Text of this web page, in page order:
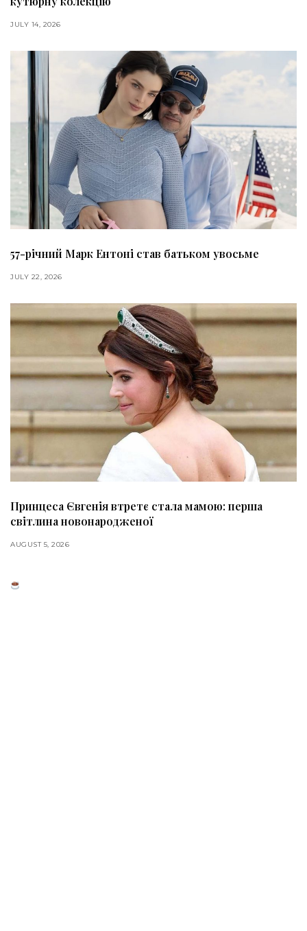
JULY 14, 2026
57-річний Марк Ентоні став батьком увосьме
JULY 22, 2026
Принцеса Євгенія втретє стала мамою: перша
світлина новонародженої
AUGUST 5, 2026